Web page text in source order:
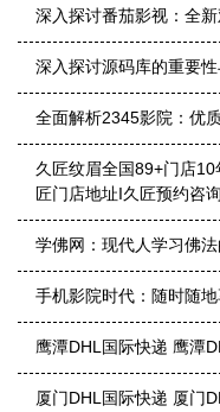
深入探讨番茄影视：全
深入探讨源码库的重要
全面解析2345影院：优
久匠纹眉全国89+门店
匠门店地址I久匠预约咨
学佛网：现代人学习佛
手机影院时代：随时随
鹰潭DHL国际快递 鹰潭
厦门DHL国际快递 厦门